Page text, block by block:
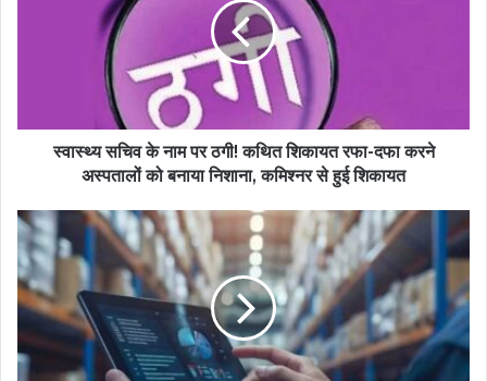
स्वास्थ्य सचिव के नाम पर ठगी! कथित शिकायत रफा-दफा करने
अस्पतालों को बनाया निशाना, कमिश्नर से हुई शिकायत